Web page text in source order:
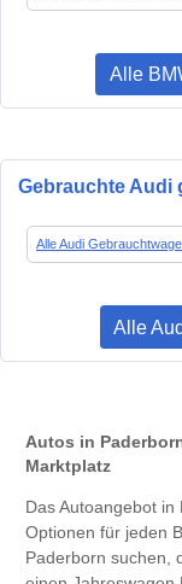
Alle
Gebrauchte Audi
Alle Audi
Alle
Autos in
Marktplatz
Das Autoangebot
Optionen für jeden
Paderborn suchen,